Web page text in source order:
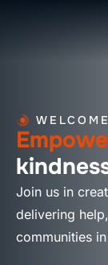
Join us in
delivering
communities